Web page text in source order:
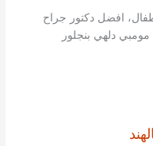
افضل دكتور جراح
دلهي بنجلور